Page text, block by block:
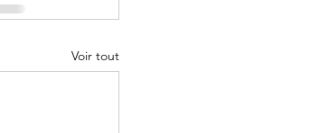
Voir tout